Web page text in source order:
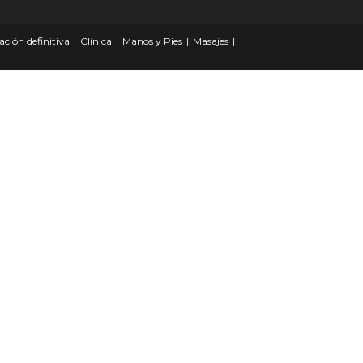
definitiva Clínica Manos y Pies
Masajes